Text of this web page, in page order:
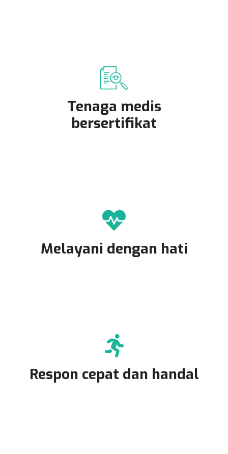
Tenaga medis
bersertifikat
Melayani dengan hati
Respon cepat dan handal